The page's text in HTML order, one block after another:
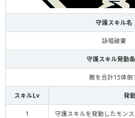
守護スキル名
詠唱破棄
守護スキル発動
敵を合計15体倒
スキルLv 発
1 守護スキルを発動したモン